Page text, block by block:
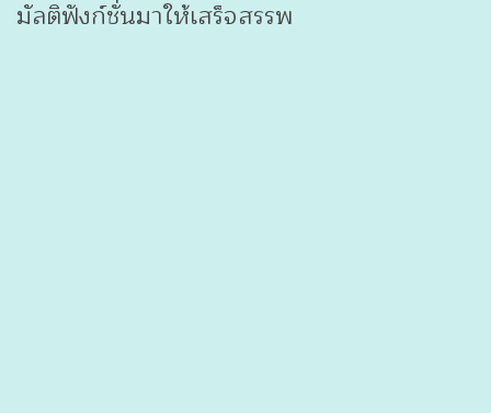
มัลติฟังก์ชั่นมาให้เสร็จสรรพ